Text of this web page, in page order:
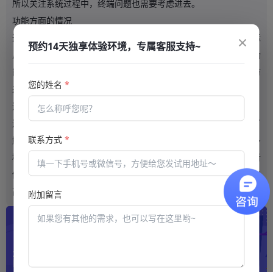
所以关注系统过程中，终端问题也需要考虑进去。
功能方面的情况
选择系统过程中，实际在功能方面的问题也需要认真的注意。实际
从功能方面来讲，课堂学习、刷题训练、在线考试等多个部分的功
能都需要满足。只有在这些应用过程中的效果确实都是不错的，带
来的应用的结果体验才会更好。所以在关注系统多个部分的情况，
这些使用中的问题确实都需要了解。
这样对于在线考试系统整体选择以及各个部分的情况才会更好的了
解，所以需要系统的时候，都应该很认真的来注意。并且系统的多
种内容了解中，系统在使用的方法也需要很简单。只有各位需求者
使用的效果确实是很不错的，这样带来的各个部分的满意度才会很
高，需求者都应该认真的把握。
×
预约14天独享体验环境，专属客服支持~
您的姓名*
联系方式*
附加留言